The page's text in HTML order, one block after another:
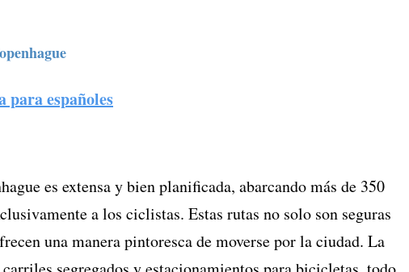
para españoles
es extensa y bien planificada, abarcando más de 350
a los ciclistas. Estas rutas no solo son seguras
una manera pintoresca de moverse por la ciudad. La